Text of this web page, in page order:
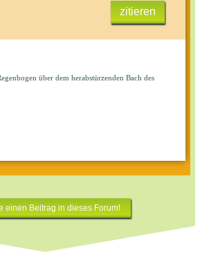
zitieren
über dem herabstürzenden Bach des
einen Beitrag in dieses Forum!